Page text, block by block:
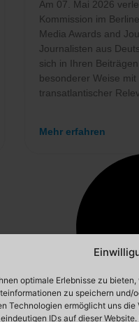
optimale Erlebnisse zu
zu speichern und/
Technologien ermöglicht uns
IDs auf dieser
Am 07. Mai 2026
Kommission im
Media Awards and
Journalisten aus
sich in Ihren
besonderer Weise
transatlantischer
Mehr erfahren